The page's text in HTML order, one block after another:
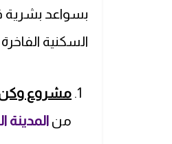
بسواعد بشرية
السكنية
مشروع وكن
من المدينة